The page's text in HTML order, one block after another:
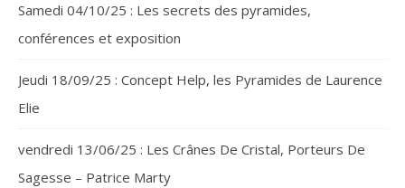
Samedi 04/10/25 : Les secrets des pyramides,
conférences et exposition
Jeudi 18/09/25 : Concept Help, les Pyramides de Laurence
Elie
vendredi 13/06/25 : Les Crânes De Cristal, Porteurs De
Sagesse – Patrice Marty